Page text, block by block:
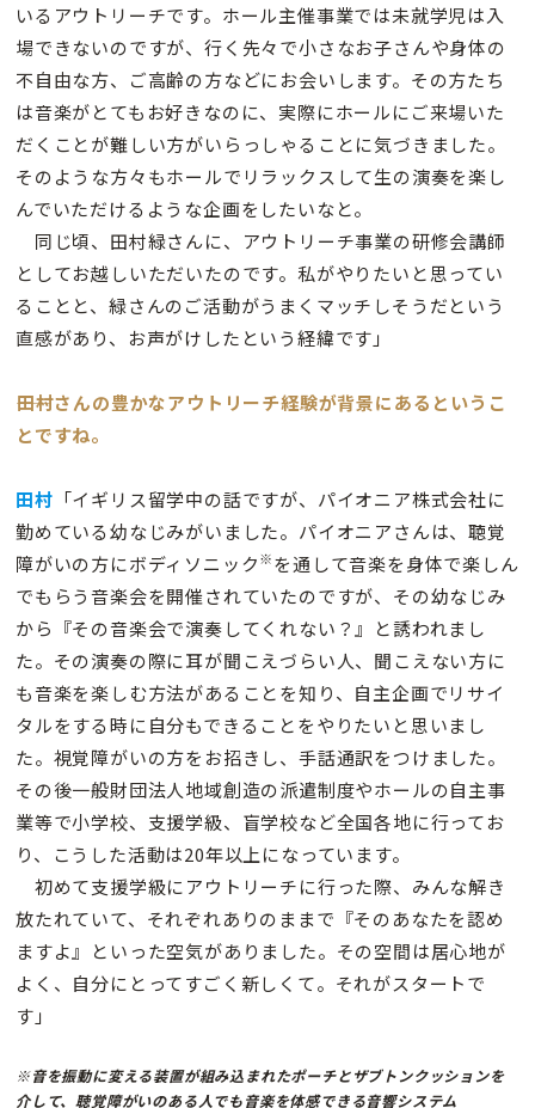
いるアウトリーチです。ホール主催事業では未就学児は入
場できないのですが、行く先々で小さなお子さんや身体の
不自由な方、ご高齢の方などにお会いします。その方たち
は音楽がとてもお好きなのに、実際にホールにご来場いた
だくことが難しい方がいらっしゃることに気づきました。
そのような方々もホールでリラックスして生の演奏を楽し
んでいただけるような企画をしたいなと。
同じ頃、田村緑さんに、アウトリーチ事業の研修会講師
としてお越しいただいたのです。私がやりたいと思ってい
ることと、緑さんのご活動がうまくマッチしそうだという
直感があり、お声がけしたという経緯です」
――田村さんの豊かなアウトリーチ経験が背景にあるというこ
とですね。
田村 「イギリス留学中の話ですが、パイオニア株式会社に
勤めている幼なじみがいました。パイオニアさんは、聴覚
障がいの方にボディソニック※を通して音楽を身体で楽しん
でもらう音楽会を開催されていたのですが、その幼なじみ
から『その音楽会で演奏してくれない？』と誘われまし
た。その演奏の際に耳が聞こえづらい人、聞こえない方に
も音楽を楽しむ方法があることを知り、自主企画でリサイ
タルをする時に自分もできることをやりたいと思いまし
た。視覚障がいの方をお招きし、手話通訳をつけました。
その後一般財団法人地域創造の派遣制度やホールの自主事
業等で小学校、支援学級、盲学校など全国各地に行ってお
り、こうした活動は20年以上になっています。
初めて支援学級にアウトリーチに行った際、みんな解き
放たれていて、それぞれありのままで『そのあなたを認め
ますよ』といった空気がありました。その空間は居心地が
よく、自分にとってすごく新しくて。それがスタートで
す」
※音を振動に変える装置が組み込まれたポーチとザブトンクッションを
介して、聴覚障がいのある人でも音楽を体感できる音響システム